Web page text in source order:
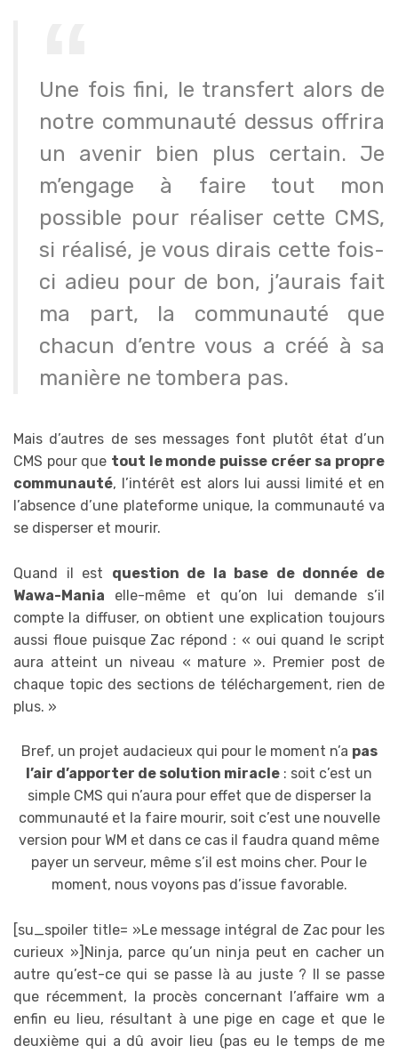
Une fois fini, le transfert alors de
notre communauté dessus offrira
un avenir bien plus certain. Je
m’engage à faire tout mon
possible pour réaliser cette CMS,
si réalisé, je vous dirais cette fois-
ci adieu pour de bon, j’aurais fait
ma part, la communauté que
chacun d’entre vous a créé à sa
manière ne tombera pas.
Mais d’autres de ses messages font plutôt état d’un
CMS pour que tout le monde puisse créer sa propre
communauté, l’intérêt est alors lui aussi limité et en
l’absence d’une plateforme unique, la communauté va
se disperser et mourir.
Quand il est question de la base de donnée de
Wawa-Mania elle-même et qu’on lui demande s’il
compte la diffuser, on obtient une explication toujours
aussi floue puisque Zac répond : « oui quand le script
aura atteint un niveau « mature ». Premier post de
chaque topic des sections de téléchargement, rien de
plus. »
Bref, un projet audacieux qui pour le moment n’a pas
l’air d’apporter de solution miracle : soit c’est un
simple CMS qui n’aura pour effet que de disperser la
communauté et la faire mourir, soit c’est une nouvelle
version pour WM et dans ce cas il faudra quand même
payer un serveur, même s’il est moins cher. Pour le
moment, nous voyons pas d’issue favorable.
[su_spoiler title= »Le message intégral de Zac pour les
curieux »]Ninja, parce qu’un ninja peut en cacher un
autre qu’est-ce qui se passe là au juste ? Il se passe
que récemment, la procès concernant l’affaire wm a
enfin eu lieu, résultant à une pige en cage et que le
deuxième qui a dû avoir lieu (pas eu le temps de me